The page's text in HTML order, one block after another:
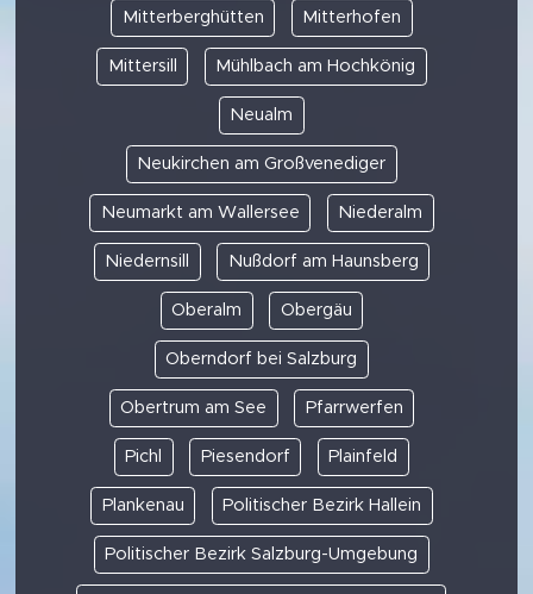
Mitterberghütten Mitterhofen
Mittersill Mühlbach am Hochkönig
Neualm
Neukirchen am Großvenediger
Neumarkt am Wallersee Niederalm
Niedernsill Nußdorf am Haunsberg
Oberalm Obergäu
Oberndorf bei Salzburg
Obertrum am See Pfarrwerfen
Pichl Piesendorf Plainfeld
Plankenau Politischer Bezirk Hallein
Politischer Bezirk Salzburg-Umgebung